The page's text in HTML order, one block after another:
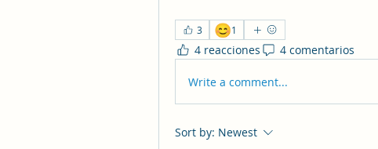
3 😊1
4 reacciones 4 comentarios
Write a comment...
Sort by: Newest